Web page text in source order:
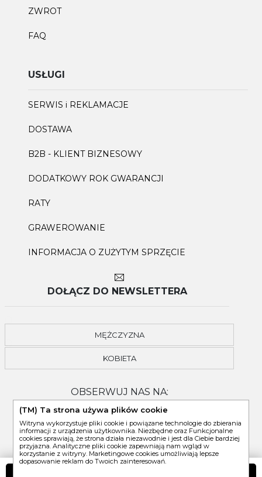
ZWROT
FAQ
USŁUGI
SERWIS i REKLAMACJE
DOSTAWA
B2B - KLIENT BIZNESOWY
DODATKOWY ROK GWARANCJI
RATY
GRAWEROWANIE
INFORMACJA O ZUŻYTYM SPRZĘCIE
DOŁĄCZ DO NEWSLETTERA
MĘŻCZYZNA
KOBIETA
OBSERWUJ NAS NA:
(TM) Ta strona używa plików cookie
Witryna wykorzystuje pliki cookie i powiązane technologie do zbierania
informacji z urządzenia użytkownika. Niezbędne oraz Funkcjonalne
cookies sprawiają, że strona działa niezawodnie i jest dla Ciebie bardziej
przyjazna. Analityczne pliki cookie zapewniają nam wgląd w
korzystanie z witryny. Marketingowe cookies umożliwiają lepsze
dopasowanie reklam do Twoich zainteresowań.